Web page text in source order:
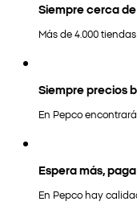
Siempre cerca
Más de 4.000
Siempre precios
En Pepco
Espera más,
En Pepco hay